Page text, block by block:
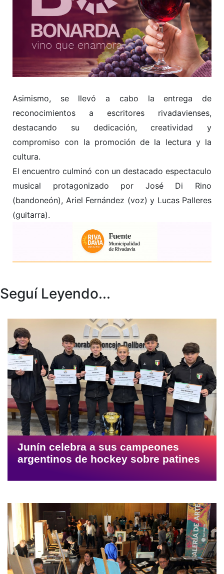
Asimismo, se llevó a cabo la entrega de
reconocimientos a escritores rivadavienses,
destacando su dedicación, creatividad y
compromiso con la promoción de la lectura y la
cultura.
El encuentro culminó con un destacado espectaculo
musical protagonizado por José Di Rino
(bandoneón), Ariel Fernández (voz) y Lucas Palleres
(guitarra).
Seguí Leyendo...
Junín celebra a sus campeones
argentinos de hockey sobre patines